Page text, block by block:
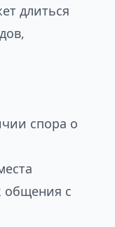
длиться
спора о
общения с